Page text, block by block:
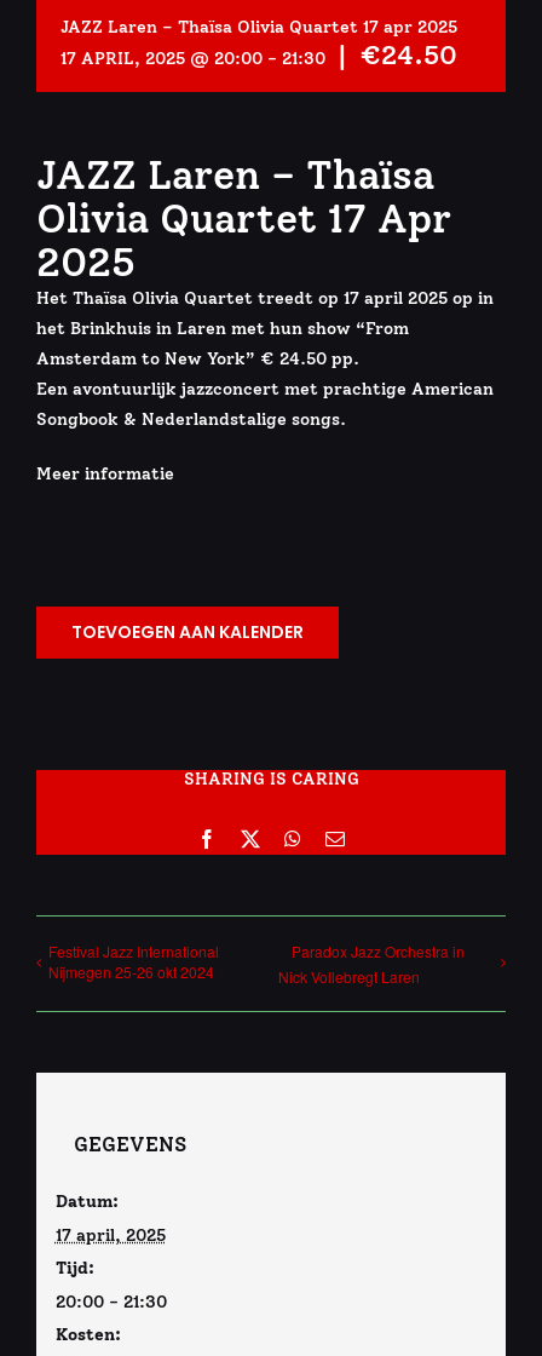
JAZZ Laren – Thaïsa Olivia Quartet 17 apr 2025
17 APRIL, 2025 @ 20:00 - 21:30 | €24.50
JAZZ Laren – Thaïsa
Olivia Quartet 17 Apr
2025
Het Thaïsa Olivia Quartet treedt op 17 april 2025 op in
het Brinkhuis in Laren met hun show “From
Amsterdam to New York” € 24.50 pp.
Een avontuurlijk jazzconcert met prachtige American
Songbook & Nederlandstalige songs.
Meer informatie
TOEVOEGEN AAN KALENDER
SHARING IS CARING
Facebook WhatsApp
E-
mail
Festival Jazz International
Nijmegen 25-26 okt 2024
Paradox Jazz Orchestra in
Nick Vollebregt Laren
GEGEVENS
Datum:
17 april, 2025
Tijd:
20:00 - 21:30
Kosten: